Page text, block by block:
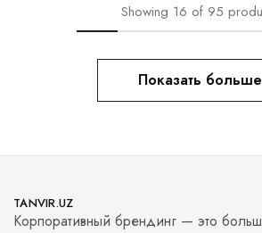
Showing 16 of 95
Показать больше
TANVIR.UZ
Корпоративный брендинг — это